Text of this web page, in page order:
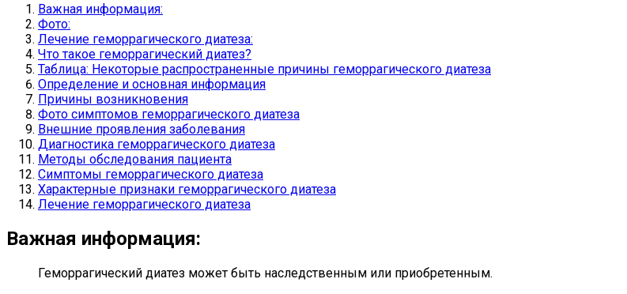
Важная информация:
Фото:
Лечение геморрагического диатеза:
Что такое геморрагический диатез?
Таблица: Некоторые распространенные причины геморрагического диатеза
Определение и основная информация
Причины возникновения
Фото симптомов геморрагического диатеза
Внешние проявления заболевания
Диагностика геморрагического диатеза
Методы обследования пациента
Симптомы геморрагического диатеза
Характерные признаки геморрагического диатеза
Лечение геморрагического диатеза
Важная информация:
Геморрагический диатез может быть наследственным или приобретенным.